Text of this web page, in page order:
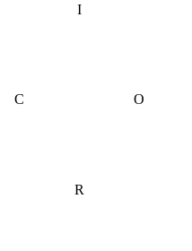
C
I
O
R